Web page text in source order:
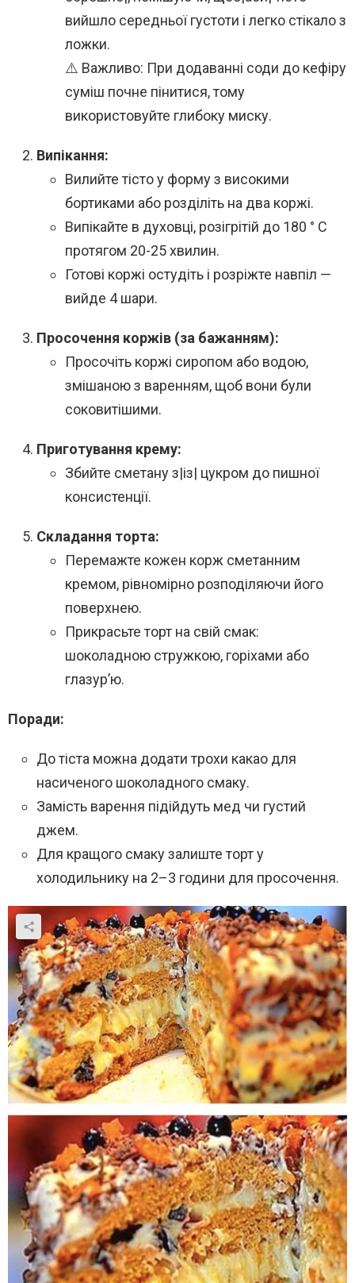
вийшло середньої густоти і легко стікало з
ложки.
⚠️ Важливо: При додаванні соди до кефіру
суміш почне пінитися, тому
використовуйте глибоку миску.
Випікання:
Вилийте тісто у форму з високими
бортиками або розділіть на два коржі.
Випікайте в духовці, розігрітій до 180 ° C
протягом 20-25 хвилин.
Готові коржі остудіть і розріжте навпіл —
вийде 4 шари.
Просочення коржів (за бажанням):
Просочіть коржі сиропом або водою,
змішаною з варенням, щоб вони були
соковитішими.
Приготування крему:
Збийте сметану з|із| цукром до пишної
консистенції.
Складання торта:
Перемажте кожен корж сметанним
кремом, рівномірно розподіляючи його
поверхнею.
Прикрасьте торт на свій смак:
шоколадною стружкою, горіхами або
глазур’ю.
Поради:
До тіста можна додати трохи какао для
насиченого шоколадного смаку.
Замість варення підійдуть мед чи густий
джем.
Для кращого смаку залиште торт у
холодильнику на 2–3 години для просочення.